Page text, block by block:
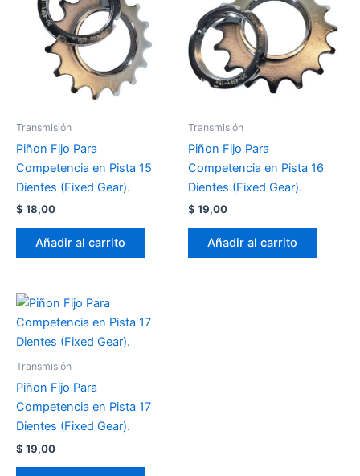
Transmisión
Piñon Fijo Para
Competencia en Pista 15
Dientes (Fixed Gear).
$ 18,00
Añadir al carrito
Transmisión
Piñon Fijo Para
Competencia en Pista 16
Dientes (Fixed Gear).
$ 19,00
Añadir al carrito
Transmisión
Piñon Fijo Para
Competencia en Pista 17
Dientes (Fixed Gear).
$ 19,00